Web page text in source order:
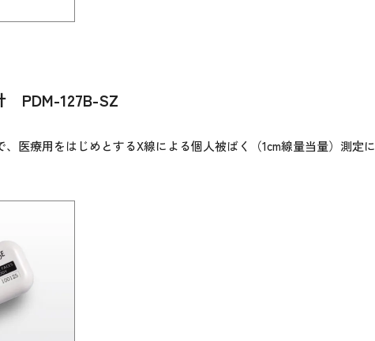
PDM-127B-SZ
医療用をはじめとするX線による個人被ばく（1cm線量当量）測定に